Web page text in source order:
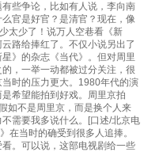
些争论，比如有人说，李向南
官是好官？是清官？现在，像
太少了！说万人空巷看《新
路给捧红了。不仅小说另出了
》的杂志《当代》。但对周里
，一举一动都被过分关注，很
时的压力更大。1980年代的演
希望能拍到好戏。周里京拍
如不是周里京，而是换个人来
需要我多说什么。[口述/北京电
在当时的确受到很多人追捧。
。可以说，这部电视剧给一些